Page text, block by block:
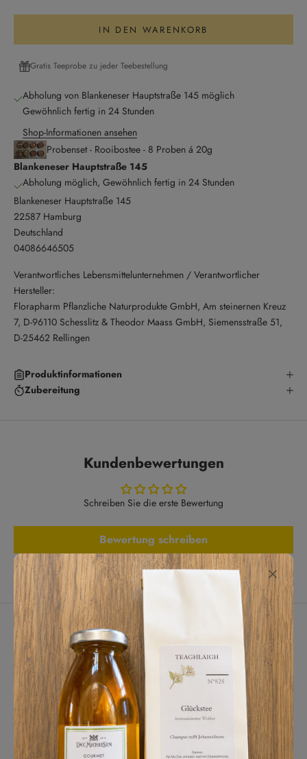
IN DEN WARENKORB
Gratis Teeprobe zu jeder Teebestellung
Abholung von Blankeneser Hauptstraße 145 möglich
Gewöhnlich fertig in 24 Stunden
Shop-Informationen ansehen
Probenset - Rooibostee - 8 Proben á 20g
Blankeneser Hauptstraße 145
Abholung möglich, Gewöhnlich fertig in 24 Stunden
Blankeneser Hauptstraße 145
22587 Hamburg
Deutschland
04086646505
Verantwortliches Lebensmittelunternehmen / Verantwortlicher
Hersteller:
Florapharm Pflanzliche Naturprodukte GmbH, Am steinernen Kreuz
7, D-96110 Schesslitz & Theodor Maass GmbH, Siemensstraße 51,
D-25462 Rellingen
Produktinformationen
Zubereitung
Kundenbewertungen
Schreiben Sie die erste Bewertung
Bewertung schreiben
Lassen Sie Kunden für uns sprechen
aus 287 Bewertungen
Tägliches Highlight